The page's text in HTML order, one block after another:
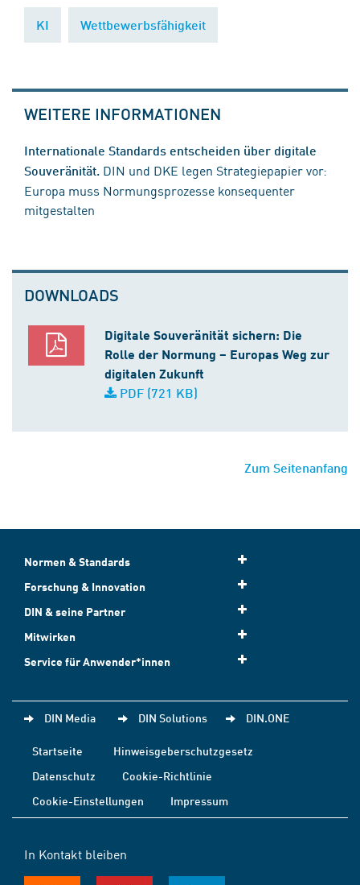
KI Wettbewerbsfähigkeit
WEITERE INFORMATIONEN
Internationale Standards entscheiden über digitale
Souveränität. DIN und DKE legen Strategiepapier vor:
Europa muss Normungsprozesse konsequenter
mitgestalten
DOWNLOADS
Digitale Souveränität sichern: Die
Rolle der Normung – Europas Weg zur
digitalen Zukunft
PDF (721 KB)
Zum Seitenanfang
Normen & Standards
Forschung & Innovation
DIN & seine Partner
Mitwirken
Service für Anwender*innen
DIN Media DIN Solutions DIN.ONE
Startseite
Hinweisgeberschutzgesetz
Datenschutz
Cookie-Richtlinie
Cookie-Einstellungen
Impressum
In Kontakt bleiben